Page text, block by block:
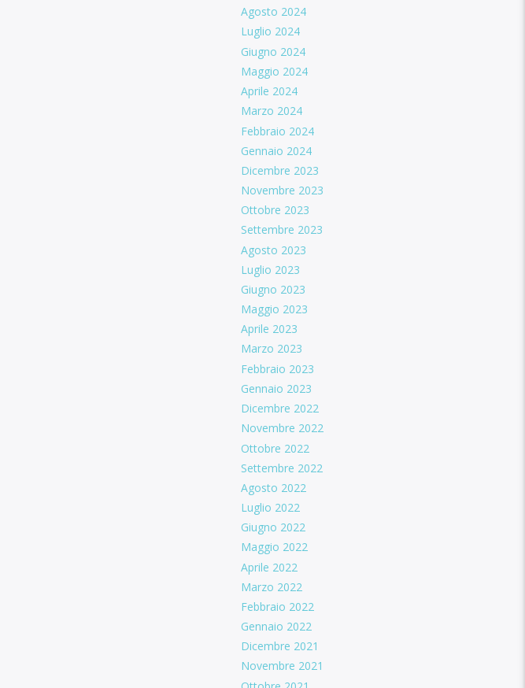
Agosto 2024
Luglio 2024
Giugno 2024
Maggio 2024
Aprile 2024
Marzo 2024
Febbraio 2024
Gennaio 2024
Dicembre 2023
Novembre 2023
Ottobre 2023
Settembre 2023
Agosto 2023
Luglio 2023
Giugno 2023
Maggio 2023
Aprile 2023
Marzo 2023
Febbraio 2023
Gennaio 2023
Dicembre 2022
Novembre 2022
Ottobre 2022
Settembre 2022
Agosto 2022
Luglio 2022
Giugno 2022
Maggio 2022
Aprile 2022
Marzo 2022
Febbraio 2022
Gennaio 2022
Dicembre 2021
Novembre 2021